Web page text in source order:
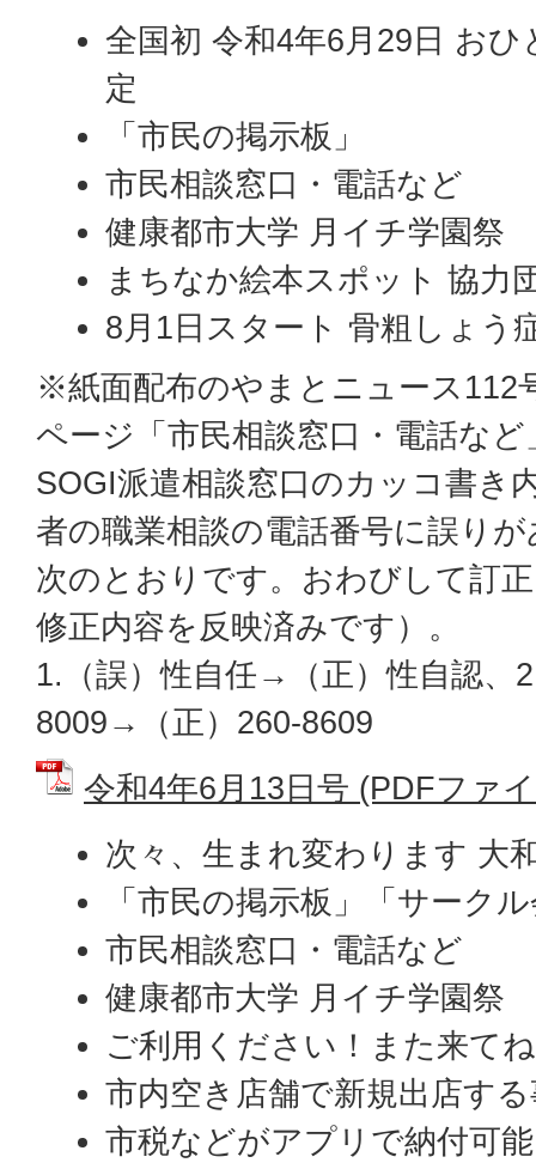
全国初 令和4年6月29日 お
定
「市民の掲示板」
市民相談窓口・電話など
健康都市大学 月イチ学園祭
まちなか絵本スポット 協力
8月1日スタート 骨粗しょう
※紙面配布のやまとニュース112
ページ「市民相談窓口・電話な
SOGI派遣相談窓口のカッコ書き
者の職業相談の電話番号に誤り
次のとおりです。おわびして訂
修正内容を反映済みです）。
1.（誤）性自任→（正）性自認、
8009→（正）260-8609
令和4年6月13日号 (PDFファ
次々、生まれ変わります 大
「市民の掲示板」「サーク
市民相談窓口・電話など
健康都市大学 月イチ学園祭
ご利用ください！また来て
市内空き店舗で新規出店す
市税などがアプリで納付可